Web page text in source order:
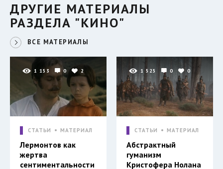
ДРУГИЕ МАТЕРИАЛЫ
РАЗДЕЛА "КИНО"
ВСЕ МАТЕРИАЛЫ
1 153 0 2
СТАТЬИ МАТЕРИАЛ
Лермонтов как
жертва
сентиментальности
1 525 0 0
СТАТЬИ МАТЕРИАЛ
Абстрактный
гуманизм
Кристофера Нолана